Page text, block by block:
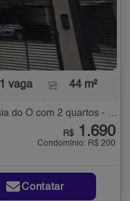
1 vaga 44 m²
Apartamento para Alugar na Freguesia do Ó com 2 quartos - 44 m²
R$ 1.690
Condomínio: R$ 200
Contatar